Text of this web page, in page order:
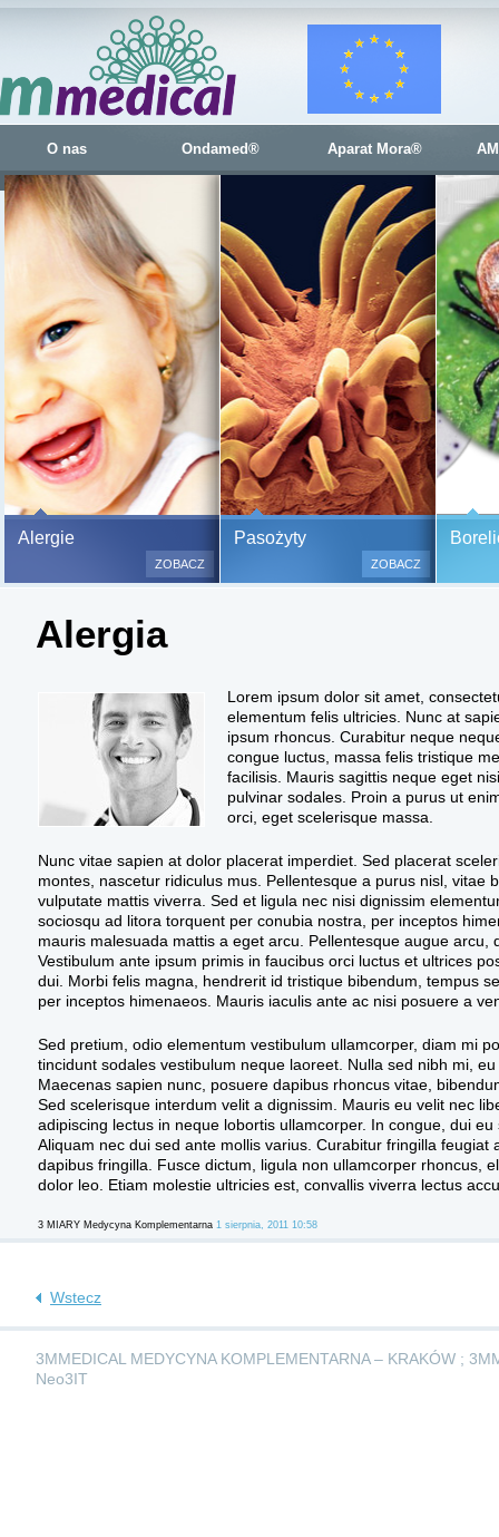
O nas Ondamed® Aparat Mora®
Alergie
Bezbolesne testy alergiczne
500 alergenów oraz zabiegi
odczulające.
ZOBACZ
Pasożyty
ZOBACZ
Alergia
Lorem ipsum dolor sit amet,
elementum felis ultricies. Nunc at
ipsum rhoncus. Curabitur neque
congue luctus, massa felis tristique
facilisis. Mauris sagittis neque eget
pulvinar sodales. Proin a purus ut
orci, eget scelerisque massa.
Nunc vitae sapien at dolor placerat imperdiet. Sed placerat
montes, nascetur ridiculus mus. Pellentesque a purus nisl,
vulputate mattis viverra. Sed et ligula nec nisi dignissim
sociosqu ad litora torquent per conubia nostra, per inceptos
mauris malesuada mattis a eget arcu. Pellentesque augue
Vestibulum ante ipsum primis in faucibus orci luctus et ultrices
dui. Morbi felis magna, hendrerit id tristique bibendum, tempus
per inceptos himenaeos. Mauris iaculis ante ac nisi posuere a
Sed pretium, odio elementum vestibulum ullamcorper, diam mi
tincidunt sodales vestibulum neque laoreet. Nulla sed nibh mi,
Maecenas sapien nunc, posuere dapibus rhoncus vitae,
Sed scelerisque interdum velit a dignissim. Mauris eu velit nec
adipiscing lectus in neque lobortis ullamcorper. In congue, dui
Aliquam nec dui sed ante mollis varius. Curabitur fringilla
dapibus fringilla. Fusce dictum, ligula non ullamcorper rhoncus,
dolor leo. Etiam molestie ultricies est, convallis viverra lectus
3 MIARY Medycyna Komplementarna 1 sierpnia, 2011 10:58
Wstecz
3MMEDICAL MEDYCYNA KOMPLEMENTARNA – KRAKÓW ;
Neo3IT